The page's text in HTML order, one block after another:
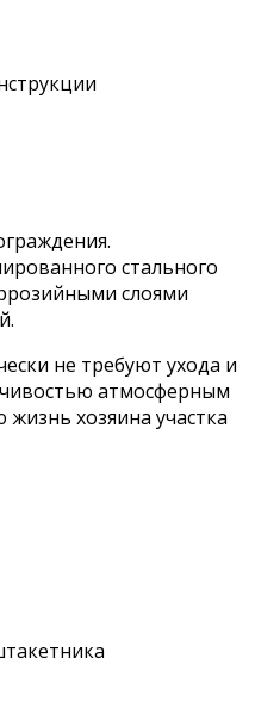
стального
слоями
не требуют ухода и
атмосферным
хозяина участка